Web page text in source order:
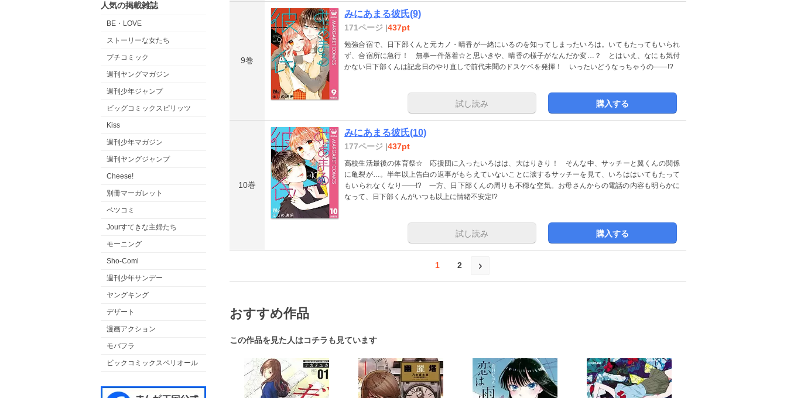
人気の掲載雑誌
BE・LOVE
ストーリーな女たち
プチコミック
週刊ヤングマガジン
週刊少年ジャンプ
ビッグコミックスピリッツ
Kiss
週刊少年マガジン
週刊ヤングジャンプ
Cheese!
別冊マーガレット
ベツコミ
Jourすてきな主婦たち
モーニング
Sho-Comi
週刊少年サンデー
ヤングキング
デザート
漫画アクション
モバフラ
ビックコミックスペリオール
9巻
みにあまる彼氏(9)
171ページ |437pt
勉強合宿で、日下部くんと元カノ・晴香が一緒にいるのを知ってしまったいろは。いてもたってもいられ
ず、合宿所に急行！ 無事一件落着☆と思いきや、晴香の様子がなんだか変…？ とはいえ、なにも気付
かない日下部くんは記念日のやり直しで前代未聞のドスケベを発揮！ いったいどうなっちゃうの――!?
試し読み 購入する
10巻
みにあまる彼氏(10)
177ページ |437pt
高校生活最後の体育祭☆ 応援団に入ったいろはは、大はりきり！ そんな中、サッチーと翼くんの関係
に亀裂が…。半年以上告白の返事がもらえていないことに涙するサッチーを見て、いろははいてもたって
もいられなくなり――!? 一方、日下部くんの周りも不穏な空気。お母さんからの電話の内容も明らかに
なって、日下部くんがいつも以上に情緒不安定!?
試し読み 購入する
1 2
おすすめ作品
この作品を見た人はコチラも見ています